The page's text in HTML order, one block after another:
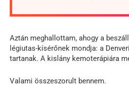
Aztán meghallottam, ahogy a
légiutas-kísérőnek mondja: a
tartanak. A kislány kemoterápiára
Valami összeszorult bennem.